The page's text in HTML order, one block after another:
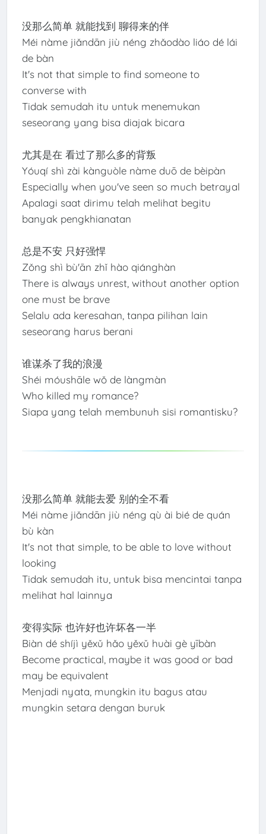
没那么简单 就能找到 聊得来的伴
Méi nàme jiǎndān jiù néng zhǎodào liáo dé lái
de bàn
It's not that simple to find someone to
converse with
Tidak semudah itu untuk menemukan
seseorang yang bisa diajak bicara
尤其是在 看过了那么多的背叛
Yóuqí shì zài kànguòle nàme duō de bèipàn
Especially when you've seen so much betrayal
Apalagi saat dirimu telah melihat begitu
banyak pengkhianatan
总是不安 只好强悍
Zǒng shì bù'ān zhǐ hào qiánghàn
There is always unrest, without another option
one must be brave
Selalu ada keresahan, tanpa pilihan lain
seseorang harus berani
谁谋杀了我的浪漫
Shéi móushāle wǒ de làngmàn
Who killed my romance?
Siapa yang telah membunuh sisi romantisku?
没那么简单 就能去爱 别的全不看
Méi nàme jiǎndān jiù néng qù ài bié de quán
bù kàn
It's not that simple, to be able to love without
looking
Tidak semudah itu, untuk bisa mencintai tanpa
melihat hal lainnya
变得实际 也许好也许坏各一半
Biàn dé shíjì yěxǔ hǎo yěxǔ huài gè yībàn
Become practical, maybe it was good or bad
may be equivalent
Menjadi nyata, mungkin itu bagus atau
mungkin setara dengan buruk